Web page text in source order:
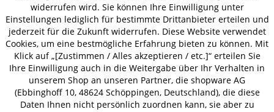
widerrufen wird. Sie können Ihre Einwilligung unter
Einstellungen lediglich für bestimmte Drittanbieter erteilen und
jederzeit für die Zukunft widerrufen. Diese Website verwendet
Cookies, um eine bestmögliche Erfahrung bieten zu können. Mit
Klick auf „[Zustimmen / Alles akzeptieren / etc.]“ erteilen Sie
Ihre Einwilligung auch in die Weitergabe über Ihr Verhalten in
unserem Shop an unseren Partner, die shopware AG
(Ebbinghoff 10, 48624 Schöppingen, Deutschland), die diese
Daten Ihnen nicht persönlich zuordnen kann, sie aber zu